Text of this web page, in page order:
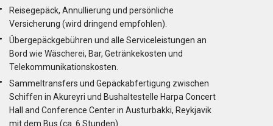
Reisegepäck, Annullierung und persönliche
Versicherung (wird dringend empfohlen).
Übergepäckgebühren und alle Serviceleistungen an
Bord wie Wäscherei, Bar, Getränkekosten und
Telekommunikationskosten.
Sammeltransfers und Gepäckabfertigung zwischen
Schiffen in Akureyri und Bushaltestelle Harpa Concert
Hall and Conference Center in Austurbakki, Reykjavik
mit dem Bus (ca. 6 Stunden).